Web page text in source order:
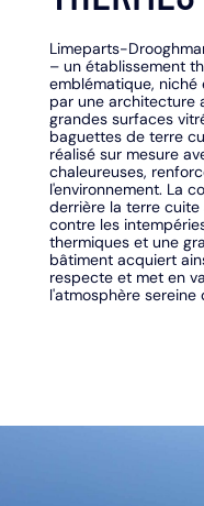
Limeparts-
– un établissement
emblématique,
par une architecture
grandes surfaces
baguettes de terre
réalisé sur mesure
chaleureuses,
l'environnement. La
derrière la terre
contre les
thermiques et une
bâtiment acquiert
respecte et met en
l'atmosphère sereine